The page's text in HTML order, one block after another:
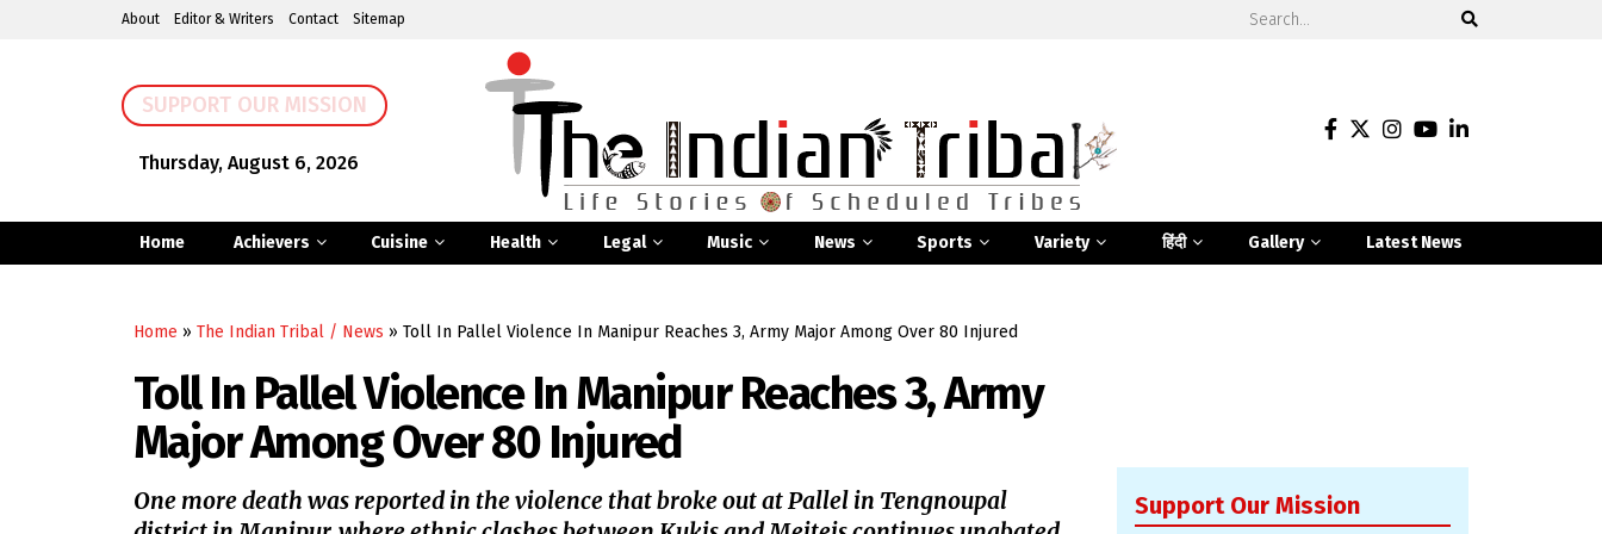
About Editor & Writers Contact Sitemap
SUPPORT OUR MISSION
Thursday, August 6, 2026
Home Achievers Cuisine Health Legal Music News Sports Variety हिंदी Gallery Latest News
Home » The Indian Tribal / News » Toll In Pallel Violence In Manipur Reaches 3, Army Major Among Over 80 Injured
Toll In Pallel Violence In Manipur Reaches 3, Army
Major Among Over 80 Injured
One more death was reported in the violence that broke out at Pallel in Tengnoupal
Support Our Mission